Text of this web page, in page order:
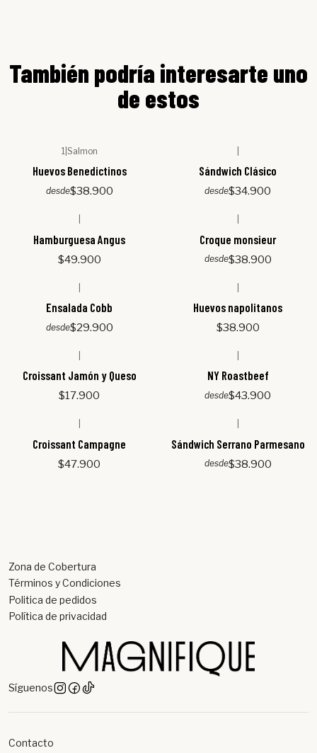
También podría interesarte uno
de estos
1 Salmon
Huevos Benedictinos
desde$38.900
Sándwich Clásico
desde$34.900
Hamburguesa Angus
$49.900
Croque monsieur
desde$38.900
Ensalada Cobb
desde$29.900
Huevos napolitanos
$38.900
Croissant Jamón y Queso
$17.900
NY Roastbeef
desde$43.900
Croissant Campagne
$47.900
Sándwich Serrano Parmesano
desde$38.900
Zona de Cobertura
Términos y Condiciones
Politica de pedidos
Política de privacidad
Síguenos
Contacto